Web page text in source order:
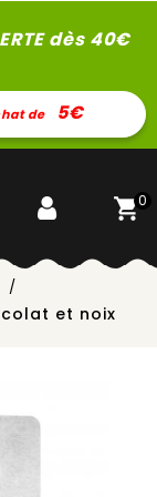
dès 40€
de 5€
0
et noix